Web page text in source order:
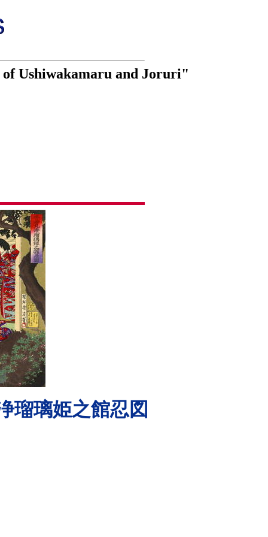
of Ushiwakamaru and Joruri"
瑠璃姫之館忍図